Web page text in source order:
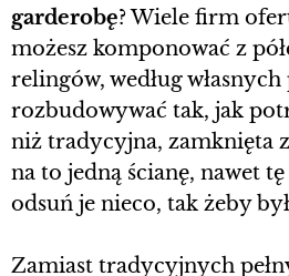
garderobę? Wiele firm
możesz komponować z
relingów, według
rozbudowywać tak, jak
niż tradycyjna, zamknięta
na to jedną ścianę, nawet
odsuń je nieco, tak żeby
Zamiast tradycyjnych